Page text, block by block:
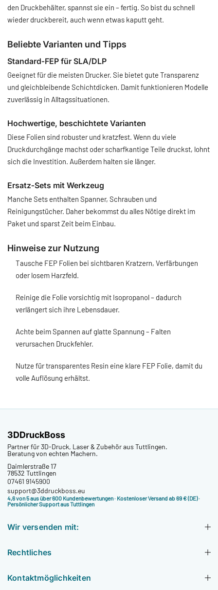
den Druckbehälter, spannst sie ein – fertig. So bist du schnell
wieder druckbereit, auch wenn etwas kaputt geht.
Beliebte Varianten und Tipps
Standard‑FEP für SLA/DLP
Geeignet für die meisten Drucker. Sie bietet gute Transparenz
und gleichbleibende Schichtdicken. Damit funktionieren Modelle
zuverlässig in Alltagssituationen.
Hochwertige, beschichtete Varianten
Diese Folien sind robuster und kratzfest. Wenn du viele
Druckdurchgänge machst oder scharfkantige Teile druckst, lohnt
sich die Investition. Außerdem halten sie länger.
Ersatz‑Sets mit Werkzeug
Manche Sets enthalten Spanner, Schrauben und
Reinigungstücher. Daher bekommst du alles Nötige direkt im
Paket und sparst Zeit beim Einbau.
Hinweise zur Nutzung
Tausche FEP Folien bei sichtbaren Kratzern, Verfärbungen
oder losem Harzfeld.
Reinige die Folie vorsichtig mit Isopropanol – dadurch
verlängert sich ihre Lebensdauer.
Achte beim Spannen auf glatte Spannung – Falten
verursachen Druckfehler.
Nutze für transparentes Resin eine klare FEP Folie, damit du
volle Auflösung erhältst.
3DDruckBoss
Partner für 3D-Druck, Laser & Zubehör aus Tuttlingen.
Beratung von echten Machern.
Daimlerstraße 17
78532 Tuttlingen
07461 9145900
support@3ddruckboss.eu
4,6 von 5 aus über 600 Kundenbewertungen· Kostenloser Versand ab 69 € (DE) ·
Persönlicher Support aus Tuttlingen
Wir versenden mit:
Rechtliches
Kontaktmöglichkeiten